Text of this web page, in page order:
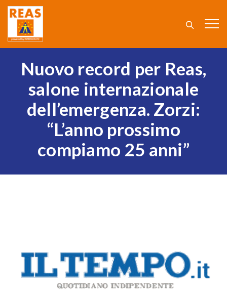
Nuovo record per Reas,
salone internazionale
dell’emergenza. Zorzi:
“L’anno prossimo
compiamo 25 anni”